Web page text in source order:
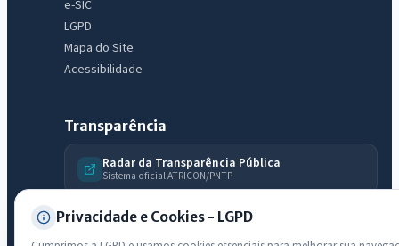
e-SIC
LGPD
Mapa do Site
Acessibilidade
Transparência
Radar da Transparência Pública
Sistema oficial ATRICON/PNTP
Diagnóstico Atricon
Índice de transparência
Privacidade e Cookies - LGPD